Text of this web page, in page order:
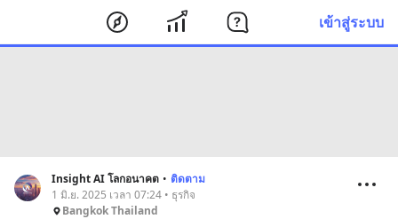
เข้าสู่ระบบ
Insight AI โลกอนาคต • ติดตาม
1 มิ.ย. 2025 เวลา 07:24 • ธุรกิจ
Bangkok Thailand